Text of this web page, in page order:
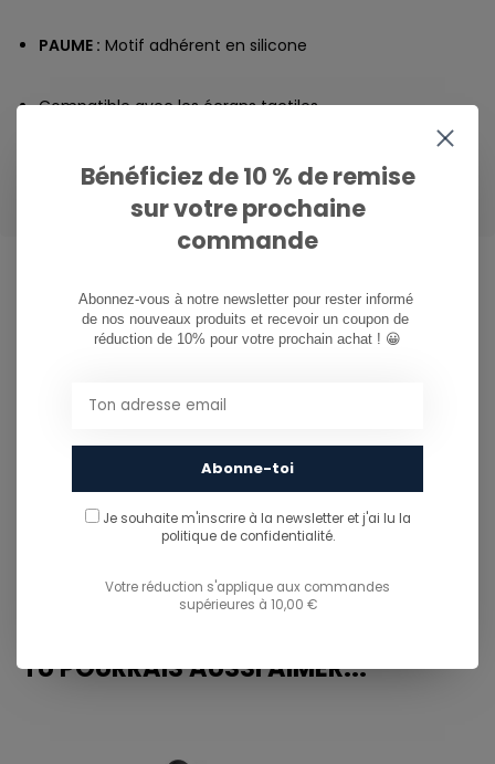
PAUME : Motif adhérent en silicone
Compatible avec les écrans tactiles
CAN WE HELP?
info@ostreet.be
TU POURRAIS AUSSI AIMER...
Bénéficiez de 10 % de remise
sur votre prochaine
commande
Abonnez-vous à notre newsletter pour rester informé
de nos nouveaux produits et recevoir un coupon de
réduction de 10% pour votre prochain achat ! 😀
Abonne-toi
Je souhaite m'inscrire à la newsletter et j'ai lu la
politique de confidentialité.
Votre réduction s'applique aux commandes
supérieures à 10,00 €